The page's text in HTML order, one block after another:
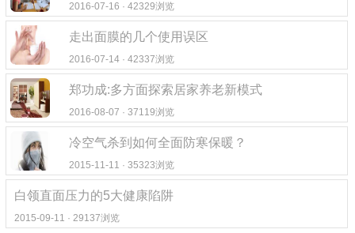
2016-07-16 · 42329浏览
走出面膜的几个使用误区
2016-07-14 · 42337浏览
郑功成:多方面探索居家养老新模式
2016-08-07 · 37119浏览
冷空气杀到如何全面防寒保暖？
2015-11-11 · 35323浏览
白领直面压力的5大健康陷阱
2015-09-11 · 29137浏览